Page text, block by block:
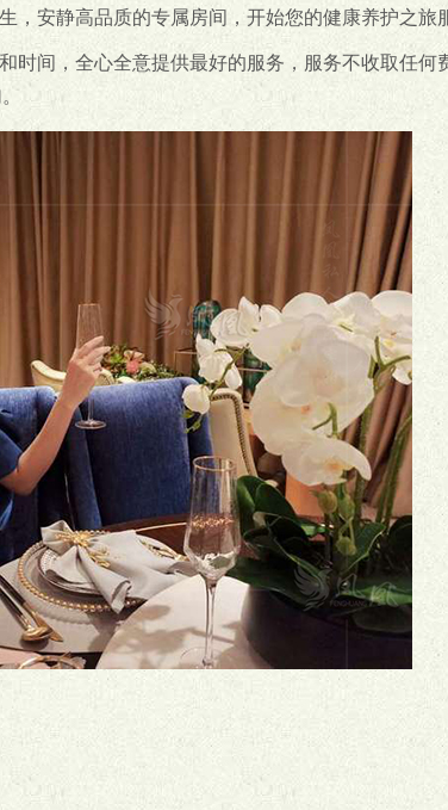
安静高品质的专属房间，开始您的健康养护之旅
时间，全心全意提供最好的服务，服务不收取任何